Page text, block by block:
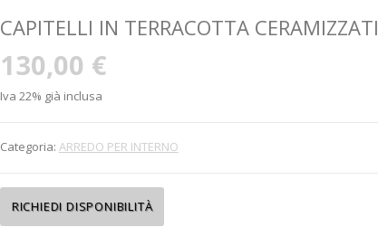
CAPITELLI IN TERRACOTTA CERAMIZZATI
130,00 €
Iva 22% già inclusa
Categoria: ARREDO PER INTERNO